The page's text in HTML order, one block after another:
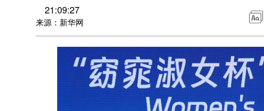
21:09:27
来源：新华网